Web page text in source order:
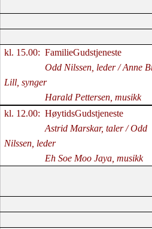
kl. 15.00: FamilieGudstjeneste
Odd Nilssen, leder / Anne
Lill, synger
Harald Pettersen, musikk
kl. 12.00: HøytidsGudstjeneste
Astrid Marskar, taler / Odd
Nilssen, leder
Eh Soe Moo Jaya, musikk